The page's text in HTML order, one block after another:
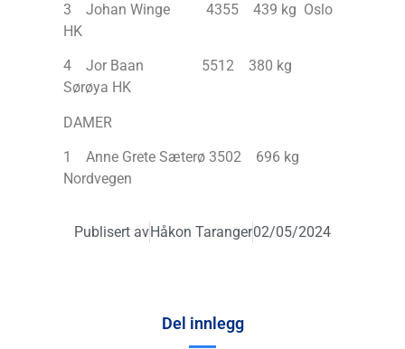
3 Johan Winge 4355 439 kg Oslo
HK
4 Jor Baan 5512 380 kg
Sørøya HK
DAMER
1 Anne Grete Sæterø 3502 696 kg
Nordvegen
Publisert avHåkon Taranger02/05/2024
Del innlegg